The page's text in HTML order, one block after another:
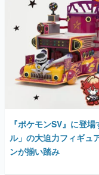
『ポケモンSV』に登
ル」の大迫力フィギュ
ンが揃い踏み